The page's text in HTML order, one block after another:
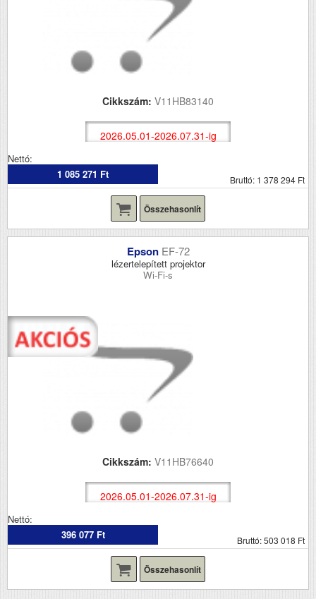
Cikkszám: V11HB83140
2026.05.01-2026.07.31-ig
Nettó:
1 085 271 Ft
Bruttó: 1 378 294 Ft
Összehasonlít
Epson EF-72
lézertelepített projektor
Wi-Fi-s
Cikkszám: V11HB76640
2026.05.01-2026.07.31-ig
Nettó:
396 077 Ft
Bruttó: 503 018 Ft
Összehasonlít